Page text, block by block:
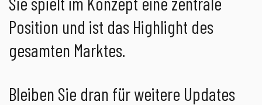
Position und ist das Highlight des
gesamten Marktes.
Bleiben Sie dran für weitere Updates